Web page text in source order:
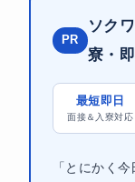
PR
ソク
寮・
最短即日
面接＆入寮対応
「とにかく